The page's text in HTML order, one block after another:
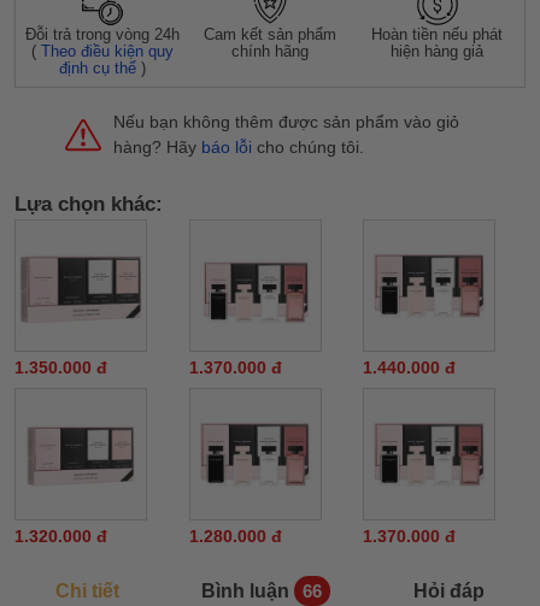
Đỗi trả trong vòng 24h
(Theo điều kiện quy
định cụ thể )
Cam kết sản phẩm
chính hãng
Hoàn tiền nếu phát
hiện hàng giả
Nếu bạn không thêm được sản phẩm vào giỏ
hàng? Hãy báo lỗi cho chúng tôi.
Lựa chọn khác:
1.350.000 đ 1.370.000 đ 1.440.000 đ
1.320.000 đ 1.280.000 đ 1.370.000 đ
Chi tiết Bình luận 66 Hỏi đáp